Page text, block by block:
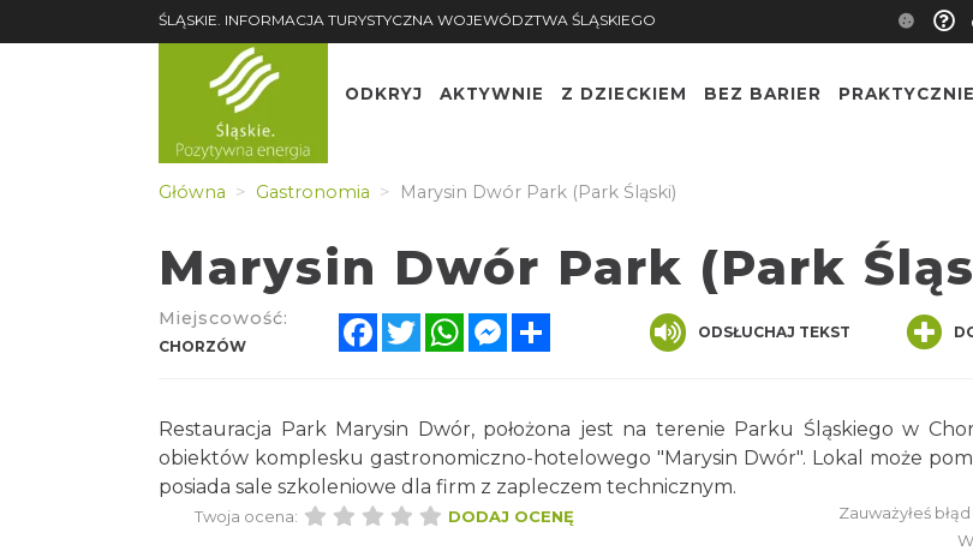
ŚLĄSKIE. INFORMACJA TURYSTYCZNA WOJEWÓDZTWA ŚLĄSKIEGO
ODKRYJ AKTYWNIE Z DZIECKIEM BEZ BARIER PRAKTYCZNIE
Główna Gastronomia Marysin Dwór Park (Park Śląski)
Marysin Dwór Park (Park
Miejscowość:
CHORZÓW
FacebookTwitterWhatsAppMessenger ODSŁUCHAJ TEKST
Restauracja Park Marysin Dwór, położona jest na terenie Parku Śląskiego w
obiektów komplesku gastronomiczno-hotelowego "Marysin Dwór". Lokal może
posiada sale szkoleniowe dla firm z zapleczem technicznym.
Twoja ocena: DODAJ OCENĘ Zauważyłeś